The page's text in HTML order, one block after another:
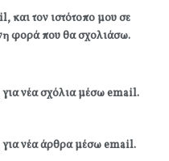
και τον ιστότοπο μου σε
φορά που θα σχολιάσω.
νέα σχόλια μέσω email.
νέα άρθρα μέσω email.